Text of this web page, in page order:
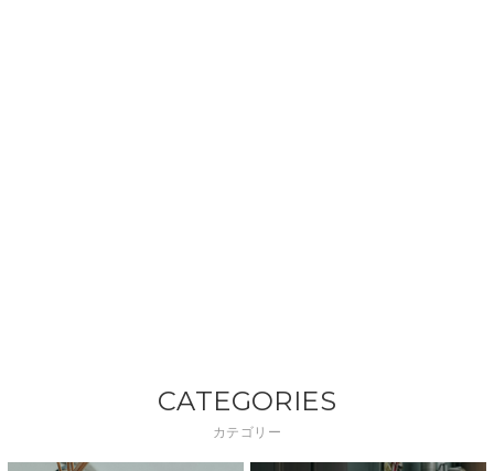
CATEGORIES
カテゴリー